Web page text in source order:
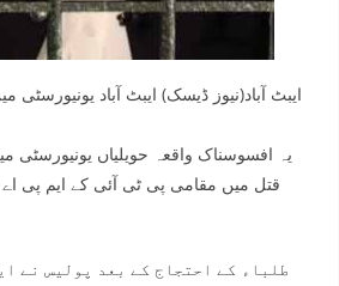
ایبٹ آباد(نیوز ڈیسک) ایبٹ آباد
یہ افسوسناک واقعہ حویلیاں یونیورسٹی
قتل میں مقامی پی ٹی آئی کے ایم پی اے
طلباء کے احتجاج کے بعد پولیس نے